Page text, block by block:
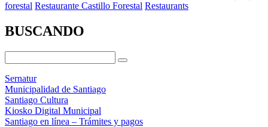
forestal Restaurante Castillo Forestal Restaurants
BUSCANDO
Sernatur
Municipalidad de Santiago
Santiago Cultura
Kiosko Digital Municipal
Santiago en línea – Trámites y pagos